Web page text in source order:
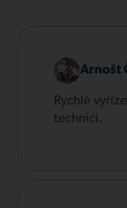
Arnošt
Rychlé
technici.